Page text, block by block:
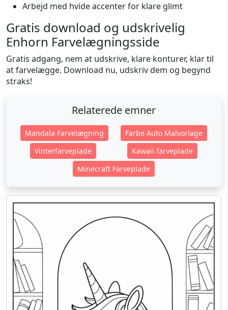
Arbejd med hvide accenter for klare glimt
Gratis download og udskrivelig
Enhorn Farvelægningsside
Gratis adgang, nem at udskrive, klare konturer, klar til
at farvelægge. Download nu, udskriv dem og begynd
straks!
Relaterede emner
Mandala Farvelægning
Farbe Auto Malvorlage
Vinterfarveplade
Kawaii farveplade
Minecraft Farveplade